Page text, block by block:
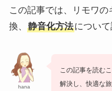
この記事では、リモワ
換、 静音化方法について
hana
この記事を読むこ
解決し、快適な